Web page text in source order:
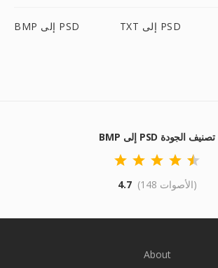
BMP إلى PSD TXT إلى PSD
BMP إلى PSD تصنيف الجودة
4.7 (148 الأصوات)
About